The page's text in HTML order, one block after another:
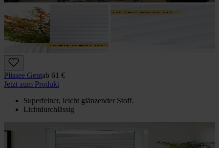
Plissee Gentab 61 €
Jetzt zum Produkt
Superfeiner, leicht glänzender Stoff.
Lichtdurchlässig